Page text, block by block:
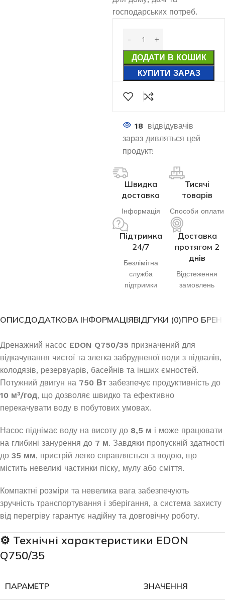
господарських потреб.
ДОДАТИ В КОШИК
КУПИТИ ЗАРАЗ
18 відвідувачів
зараз дивляться цей
продукт!
Швидка
доставка
Інформація
Тисячі
товарів
Способи оплати
Підтримка
24/7
Безлімітна
служба
підтримки
Доставка
протягом 2
днів
Відстеження
замовлень
ОПИСДОДАТКОВА ІНФОРМАЦІЯВІДГУКИ (0)ПРО
Дренажний насос EDON Q750/35 призначений для
відкачування чистої та злегка забрудненої води з підвалів,
колодязів, резервуарів, басейнів та інших ємностей.
Потужний двигун на 750 Вт забезпечує продуктивність до
10 м³/год, що дозволяє швидко та ефективно
перекачувати воду в побутових умовах.
Насос піднімає воду на висоту до 8,5 м і може працювати
на глибині занурення до 7 м. Завдяки пропускній здатності
до 35 мм, пристрій легко справляється з водою, що
містить невеликі частинки піску, мулу або сміття.
Компактні розміри та невелика вага забезпечують
зручність транспортування і зберігання, а система захисту
від перегріву гарантує надійну та довговічну роботу.
⚙️ Технічні характеристики EDON
Q750/35
ПАРАМЕТР ЗНАЧЕННЯ